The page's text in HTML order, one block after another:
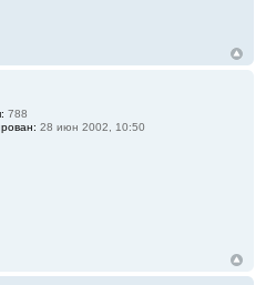
788
28 июн 2002, 10:50